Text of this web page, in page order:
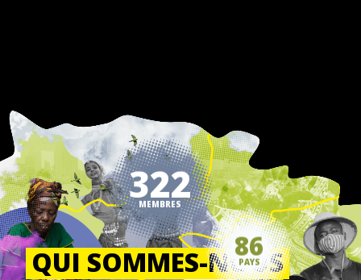
QUI SOMMES-NOUS
322
MEMBRES
86
PAYS